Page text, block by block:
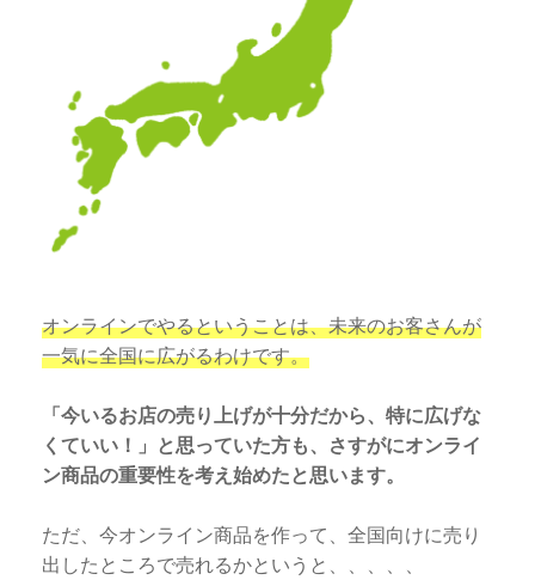
オンラインでやるということは、未来のお客さんが
一気に全国に広がるわけです。
「今いるお店の売り上げが十分だから、特に広げな
くていい！」と思っていた方も、さすがにオンライ
ン商品の重要性を考え始めたと思います。
ただ、今オンライン商品を作って、全国向けに売り
出したところで売れるかというと、、、、、